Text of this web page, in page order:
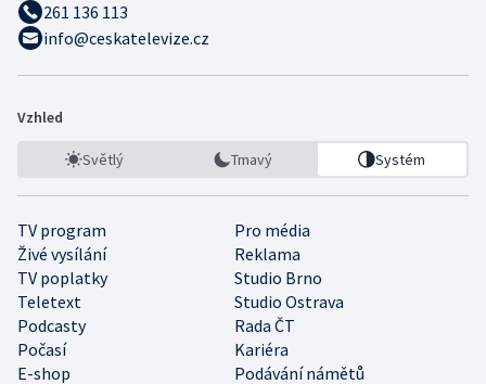
261 136 113
info@ceskatelevize.cz
Vzhled
Světlý Tmavý Systém
TV program
Pro média
Živé vysílání
Reklama
TV poplatky
Studio Brno
Teletext
Studio Ostrava
Podcasty
Rada ČT
Počasí
Kariéra
E-shop
Podávání námětů